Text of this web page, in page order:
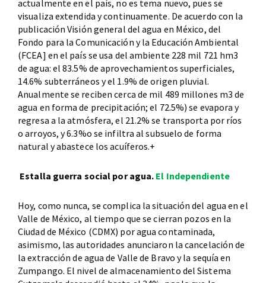
actualmente en el país, no es tema nuevo, pues se
visualiza extendida y continuamente. De acuerdo con la
publicación Visión general del agua en México, del
Fondo para la Comunicación y la Educación Ambiental
(FCEA] en el país se usa del ambiente 228 mil 721 hm3
de agua: el 83.5% de aprovechamientos superficiales,
14.6% subterráneos y el 1.9% de origen pluvial.
Anualmente se reciben cerca de mil 489 millones m3 de
agua en forma de precipitación; el 72.5%) se evapora y
regresa a la atmósfera, el 21.2% se transporta por ríos
o arroyos, y 6.3%o se infiltra al subsuelo de forma
natural y abastece los acuíferos.+
Estalla guerra social por agua. El Independiente
Hoy, como nunca, se complica la situación del agua en el
Valle de México, al tiempo que se cierran pozos en la
Ciudad de México (CDMX) por agua contaminada,
asimismo, las autoridades anunciaron la cancelación de
la extracción de agua de Valle de Bravo y la sequía en
Zumpango. El nivel de almacenamiento del Sistema